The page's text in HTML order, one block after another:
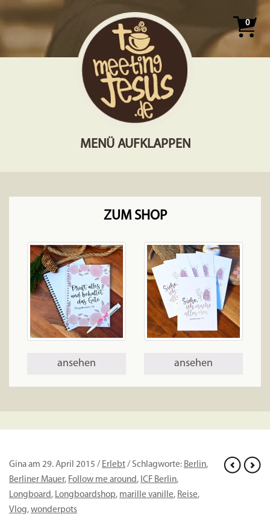
0
MENÜ AUFKLAPPEN
ZUM SHOP
ansehen ansehen
Gina am 29. April 2015 / Erlebt / Schlagworte: Berlin,
Berliner Mauer, Follow me around, ICF Berlin,
Longboard, Longboardshop, marille vanille, Reise,
Vlog, wonderpots